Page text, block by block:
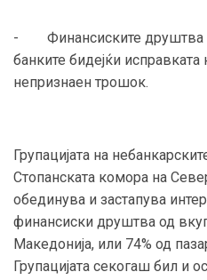
- Финансиските друштва
банките бидејќи
непризнаен трошок.
Групацијата на
Стопанската комора на
обединува и застапува
финансиски друштва од
Македонија, или 74% од
Групацијата секогаш бил и